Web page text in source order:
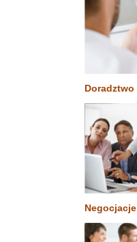
Doradztwo
Negocjacje